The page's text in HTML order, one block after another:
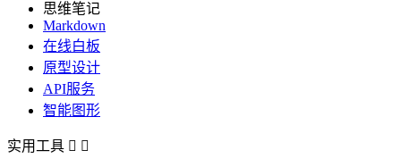
思维笔记
Markdown
在线白板
原型设计
API服务
智能图形
实用工具  